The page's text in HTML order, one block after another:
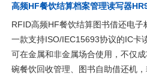
高频HF餐饮结算档案管理读写器
RFID高频HF餐饮结算图书借还电
一款支持ISO/IEC15693协议的IC卡
可在金属和非金属场合使用，不仅
碗餐饮回收管理、图书自助借还机